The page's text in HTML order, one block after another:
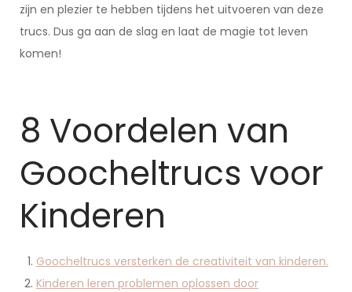
zijn en plezier te hebben tijdens het uitvoeren van deze
trucs. Dus ga aan de slag en laat de magie tot leven
komen!
8 Voordelen van
Goocheltrucs voor
Kinderen
Goocheltrucs versterken de creativiteit van kinderen.
Kinderen leren problemen oplossen door